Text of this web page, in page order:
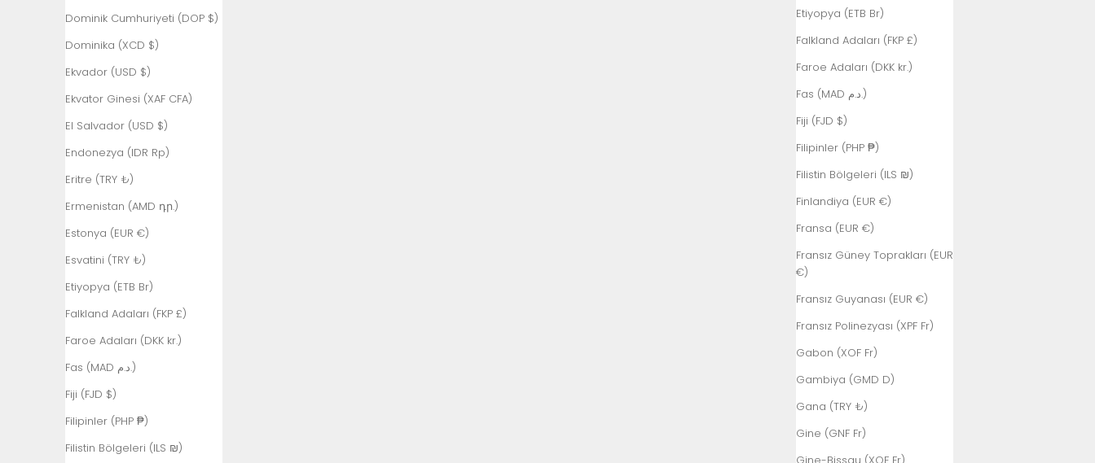
Etiyopya (ETB Br)
Falkland Adaları (FKP £)
Faroe Adaları (DKK kr.)
Fas (MAD د.م.)
Fiji (FJD $)
Filipinler (PHP ₱)
Filistin Bölgeleri (ILS ₪)
Finlandiya (EUR €)
Fransa (EUR €)
Fransız Güney Toprakları (EUR
€)
Fransız Guyanası (EUR €)
Fransız Polinezyası (XPF Fr)
Gabon (XOF Fr)
Gambiya (GMD D)
Gana (TRY ₺)
Gine (GNF Fr)
Dominik Cumhuriyeti (DOP $)
Dominika (XCD $)
Ekvador (USD $)
Ekvator Ginesi (XAF CFA)
El Salvador (USD $)
Endonezya (IDR Rp)
Eritre (TRY ₺)
Ermenistan (AMD դր.)
Estonya (EUR €)
Esvatini (TRY ₺)
Etiyopya (ETB Br)
Falkland Adaları (FKP £)
Faroe Adaları (DKK kr.)
Fas (MAD د.م.)
Fiji (FJD $)
Filipinler (PHP ₱)
Filistin Bölgeleri (ILS ₪)
L)
Aruba (AWG ƒ)
Ascension
Adası (SHP £)
Avustralya
(AUD $)
Avusturya (EUR
€)
Azerbaycan
(AZN ₼)
Bahamalar
(BSD $)
Bahreyn (TRY
₺)
Bangladeş
Batı Sahra
(MAD د.م.)